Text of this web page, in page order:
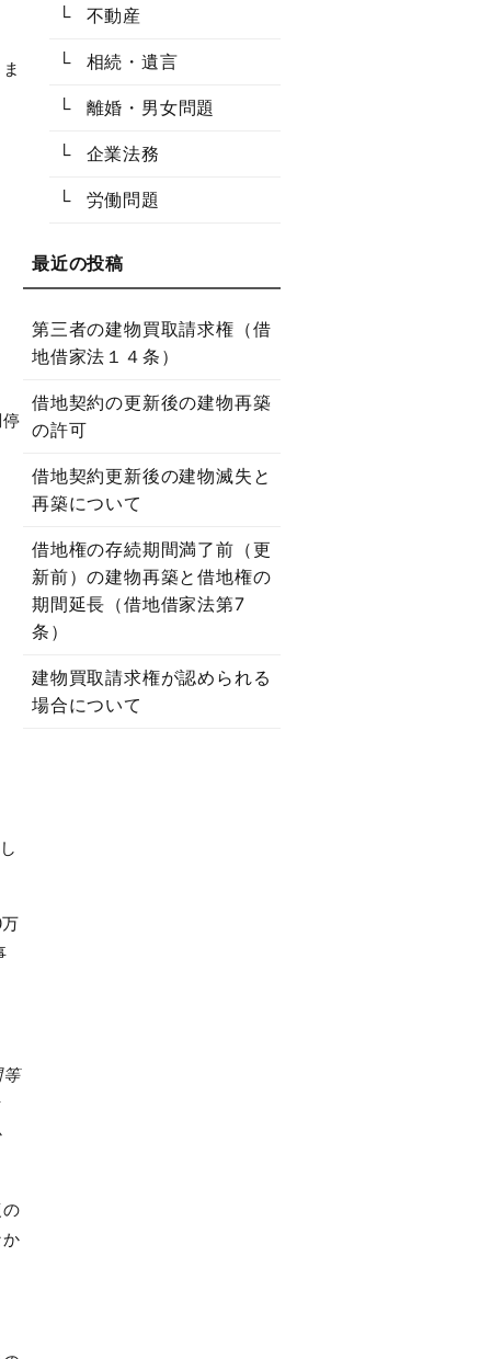
万
不動産
相続・遺言
離婚・男女問題
企業法務
労働問題
第三者の建物買取請求権（借
地借家法１４条）
借地契約の更新後の建物再築
の許可
借地契約更新後の建物滅失と
再築について
借地権の存続期間満了前（更
新前）の建物再築と借地権の
期間延長（借地借家法第7
条）
建物買取請求権が認められる
場合について